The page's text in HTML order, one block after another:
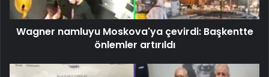
Wagner namluyu Moskova'ya çevirdi: Başkentte
önlemler artırıldı